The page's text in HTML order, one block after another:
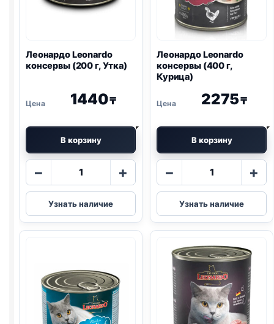
Леонардо Leonardo
консервы (200 г, Утка)
1440₸
В корзину
−
Количество
Леонардо
Leonardo
консервы
+
Узнать наличие
Леонардо Leonardo
консервы (400 г,
Курица)
2275₸
В корзину
−
Количество
Леонардо
Leonardo
консервы
г,
Курица)
+
Узнать наличие